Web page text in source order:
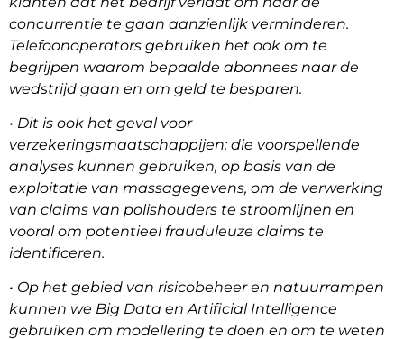
concurrentie te gaan aanzienlijk verminderen.
Telefoonoperators gebruiken het ook om te
begrijpen waarom bepaalde abonnees naar de
wedstrijd gaan en om geld te besparen.
• Dit is ook het geval voor
verzekeringsmaatschappijen: die voorspellende
analyses kunnen gebruiken, op basis van de
exploitatie van massagegevens, om de verwerking
van claims van polishouders te stroomlijnen en
vooral om potentieel frauduleuze claims te
identificeren.
• Op het gebied van risicobeheer en natuurrampen
kunnen we Big Data enArtificial Intelligence
gebruiken om modellering te doen en om te weten